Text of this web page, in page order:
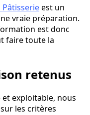
Pâtisserieest un
vraie préparation.
est donc
faire toute la
retenus
exploitable, nous
les critères